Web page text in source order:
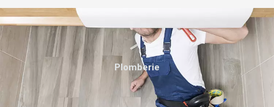
Plomberie